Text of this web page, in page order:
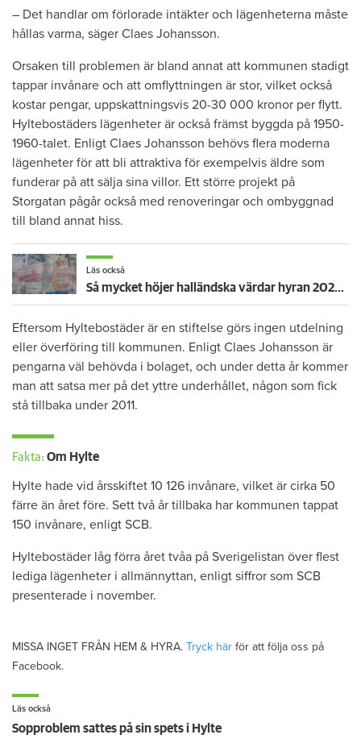
– Det handlar om förlorade intäkter och lägenheterna måste
hållas varma, säger Claes Johansson.
Orsaken till problemen är bland annat att kommunen stadigt
tappar invånare och att omflyttningen är stor, vilket också
kostar pengar, uppskattningsvis 20-30 000 kronor per flytt.
Hyltebostäders lägenheter är också främst byggda på 1950-
1960-talet. Enligt Claes Johansson behövs flera moderna
lägenheter för att bli attraktiva för exempelvis äldre som
funderar på att sälja sina villor. Ett större projekt på
Storgatan pågår också med renoveringar och ombyggnad
till bland annat hiss.
Läs också
Så mycket höjer halländska värdar hyran 2022 – hela listan
Eftersom Hyltebostäder är en stiftelse görs ingen utdelning
eller överföring till kommunen. Enligt Claes Johansson är
pengarna väl behövda i bolaget, och under detta år kommer
man att satsa mer på det yttre underhållet, någon som fick
stå tillbaka under 2011.
Fakta: Om Hylte
Hylte hade vid årsskiftet 10 126 invånare, vilket är cirka 50
färre än året före. Sett två år tillbaka har kommunen tappat
150 invånare, enligt SCB.
Hyltebostäder låg förra året tvåa på Sverigelistan över flest
lediga lägenheter i allmännyttan, enligt siffror som SCB
presenterade i november.
MISSA INGET FRÅN HEM & HYRA. Tryck här för att följa oss på
Facebook.
Läs också
Sopproblem sattes på sin spets i Hylte